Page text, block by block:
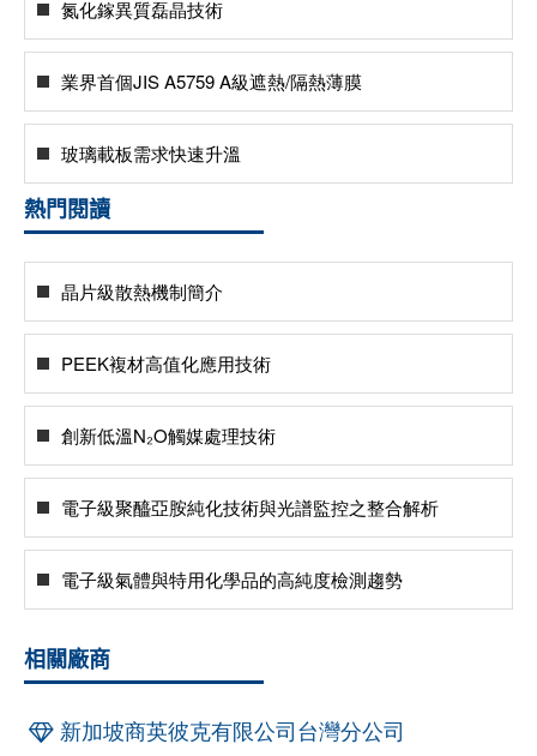
氮化鎵異質磊晶技術
業界首個JIS A5759 A級遮熱/隔熱薄膜
玻璃載板需求快速升溫
熱門閱讀
晶片級散熱機制簡介
PEEK複材高值化應用技術
創新低溫N₂O觸媒處理技術
電子級聚醯亞胺純化技術與光譜監控之整合解析
電子級氣體與特用化學品的高純度檢測趨勢
相關廠商
新加坡商英彼克有限公司台灣分公司